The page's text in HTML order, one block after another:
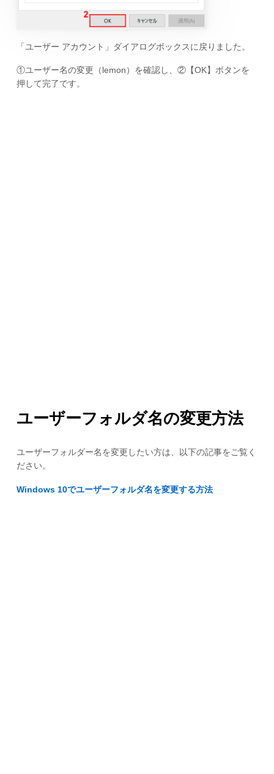
「ユーザー アカウント」ダイアログボックスに戻りました。
①ユーザー名の変更（lemon）を確認し、②【OK】ボタンを
押して完了です。
ユーザーフォルダ名の変更方法
ユーザーフォルダー名を変更したい方は、以下の記事をご覧く
ださい。
Windows 10でユーザーフォルダ名を変更する方法